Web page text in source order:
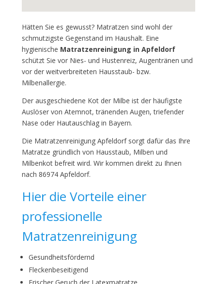
Hätten Sie es gewusst? Matratzen sind wohl der
schmutzigste Gegenstand im Haushalt. Eine
hygienische Matratzenreinigung in Apfeldorf
schützt Sie vor Nies- und Hustenreiz, Augentränen und
vor der weitverbreiteten Hausstaub- bzw.
Milbenallergie.
Der ausgeschiedene Kot der Milbe ist der häufigste
Auslöser von Atemnot, tränenden Augen, triefender
Nase oder Hautauschlag in Bayern.
Die Matratzenreinigung Apfeldorf sorgt dafür das Ihre
Matratze gründlich von Hausstaub, Milben und
Milbenkot befreit wird. Wir kommen direkt zu Ihnen
nach 86974 Apfeldorf.
Hier die Vorteile einer
professionelle
Matratzenreinigung
Gesundheitsfördernd
Fleckenbeseitigend